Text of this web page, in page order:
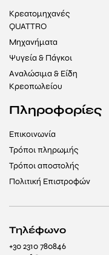
Κρεατομηχανές
QUATTRO
Μηχανήματα
Ψυγεία & Πάγκοι
Αναλώσιμα & Είδη
Κρεοπωλείου
Πληροφορίες
Επικοινωνία
Τρόποι πληρωμής
Τρόποι αποστολής
Πολιτική Επιστροφών
Τηλέφωνο
+30 2310 780846